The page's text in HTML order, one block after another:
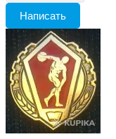
Написать